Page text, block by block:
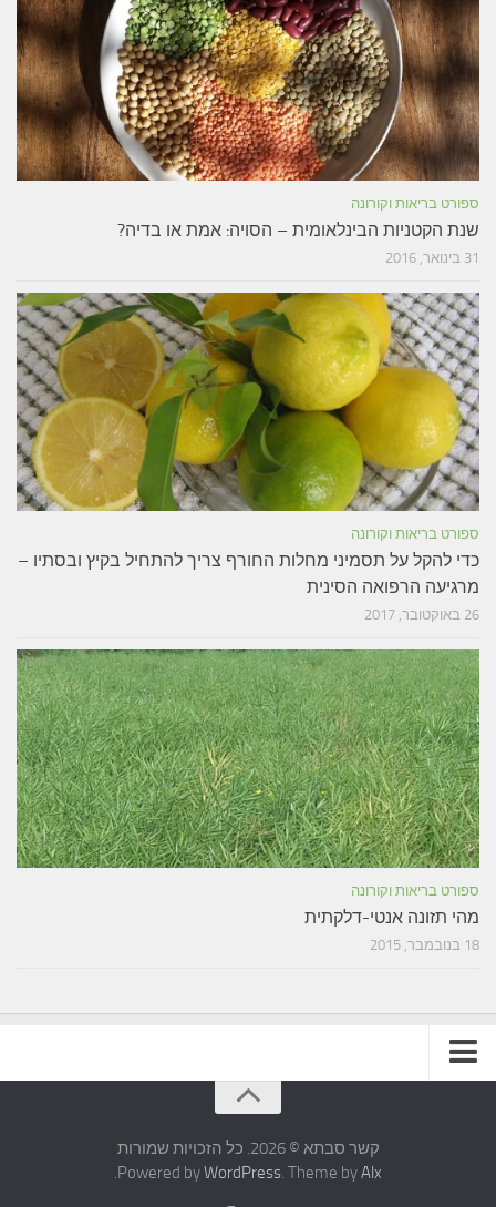
ספורט בריאות וקורונה
שנת הקטניות הבינלאומית – הסויה: אמת או בדיה?
31 בינואר, 2016
ספורט בריאות וקורונה
כדי להקל על תסמיני מחלות החורף צריך להתחיל בקיץ ובסתיו –
מרגיעה הרפואה הסינית
26 באוקטובר, 2017
ספורט בריאות וקורונה
מהי תזונה אנטי-דלקתית
18 בנובמבר, 2015
קשר סבתא © 2026. כל הזכויות שמורות
Powered byWordPress . Theme byAlx